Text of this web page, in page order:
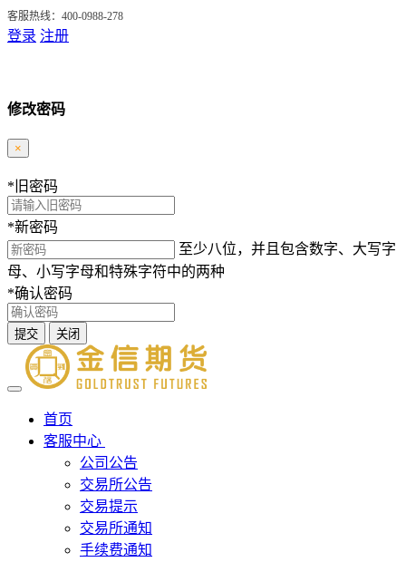
客服热线：400-0988-278
登录 注册
修改密码
×
* 旧密码
*新密码
至少八位，并且包含数字、大写字
母、小写字母和特殊字符中的两种
*确认密码
提交 关闭
首页
客服中心
公司公告
交易所公告
交易提示
交易所通知
手续费通知